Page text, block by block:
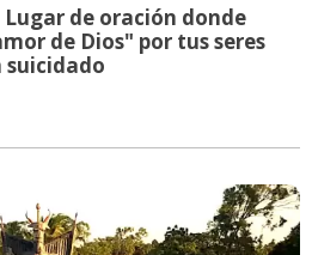
de oración donde
de Dios" por tus seres
suicidado